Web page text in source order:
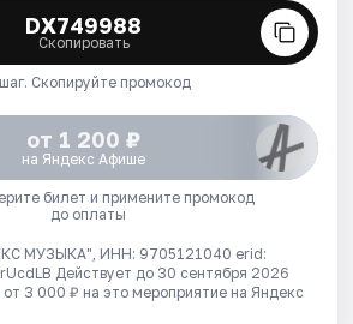
DX749988
Скопировать
Скопируйте промокод
от 1 200 ₽
на Яндекс Афише
билет и примените промокод
до оплаты
МУЗЫКА", ИНН: 9705121040 erid:
Действует до 30 сентября 2026
от 3 000 ₽ на это мероприятие на Яндекс